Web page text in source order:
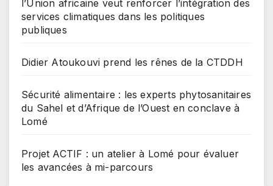
l’Union africaine veut renforcer l’intégration des
services climatiques dans les politiques
publiques
Didier Atoukouvi prend les rênes de la CTDDH
Sécurité alimentaire : les experts phytosanitaires
du Sahel et d’Afrique de l’Ouest en conclave à
Lomé
Projet ACTIF : un atelier à Lomé pour évaluer
les avancées à mi-parcours